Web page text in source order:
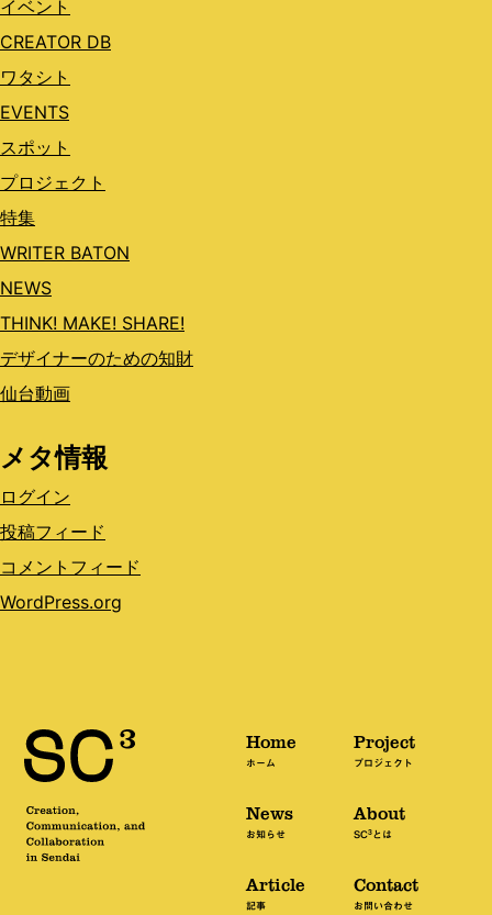
イベント
CREATOR DB
ワタシト
EVENTS
スポット
プロジェクト
特集
WRITER BATON
NEWS
THINK! MAKE! SHARE!
デザイナーのための知財
仙台動画
メタ情報
ログイン
投稿フィード
コメントフィード
WordPress.org
Home
ホーム
News
お知らせ
Article
記事
Project
プロジェクト
About
SC3とは
Contact
お問い合わせ